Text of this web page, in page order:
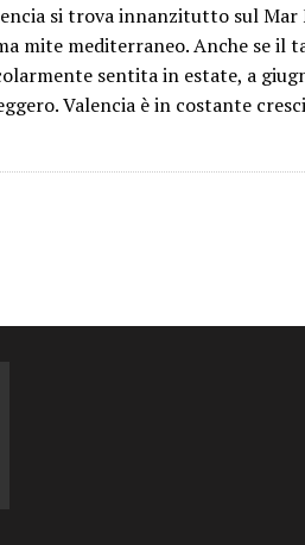
si trova innanzitutto sul
mite mediterraneo. Anche se il
sentita in estate, a
Valencia è in costante